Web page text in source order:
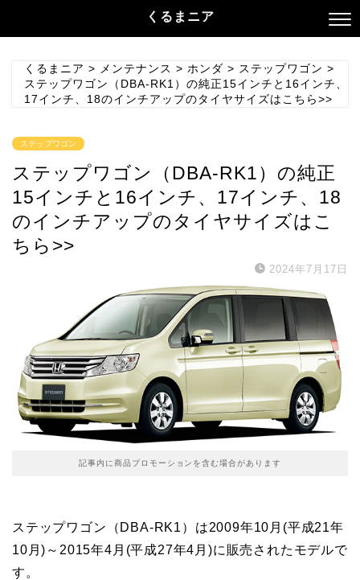
くるまニア
くるまニア > メンテナンス > ホンダ > ステップワゴン >
ステップワゴン（DBA-RK1）の純正15インチと16インチ、
17インチ、18のインチアップのタイヤサイズはこちら>>
ステップワゴン
ステップワゴン（DBA-RK1）の純正
15インチと16インチ、17インチ、18
のインチアップのタイヤサイズはこ
ちら>>
2024年7月17日
記事内に商品プロモーションを含む場合があります
ステップワゴン（DBA-RK1）は2009年10月(平成21年
10月)～2015年4月(平成27年4月)に販売されたモデルで
す。